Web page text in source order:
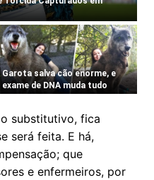
substitutivo, fica
será feita. E há,
que
e enfermeiros, por